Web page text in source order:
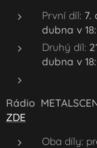
První díl: 7.
dubna v
Druhý díl:
dubna v
Rádio
ZDE
Oba díly: